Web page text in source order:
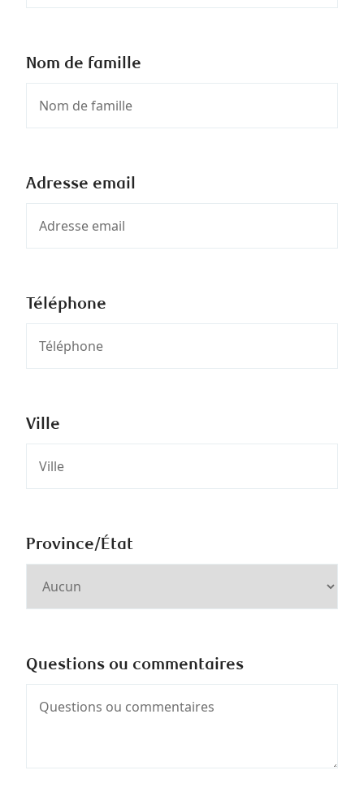
Nom de famille
Adresse email
Téléphone
Ville
Province/État
Questions ou commentaires